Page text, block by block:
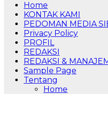
Home
KONTAK KAMI
PEDOMAN MEDIA
Privacy Policy
PROFIL
REDAKSI
REDAKSI &
Sample Page
Tentang
Home